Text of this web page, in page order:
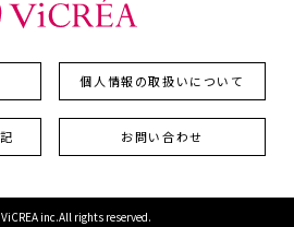
個人情報の取扱いについて
お問い合わせ
inc.All rights reserved.